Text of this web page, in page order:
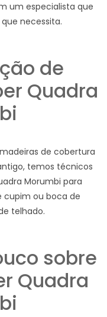
um especialista que
necessita.
de
Quadra
de cobertura
temos técnicos
Morumbi para
cupim ou boca de
telhado.
sobre
Quadra